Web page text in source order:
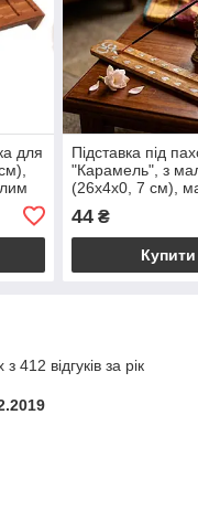
для
Підставка під
"Карамель", з
(26х4х0, 7 см),
44₴
Купити
412 відгуків за рік